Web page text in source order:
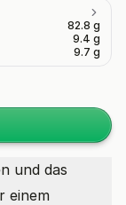
82.8 g
9.4 g
9.7 g
und das
einem